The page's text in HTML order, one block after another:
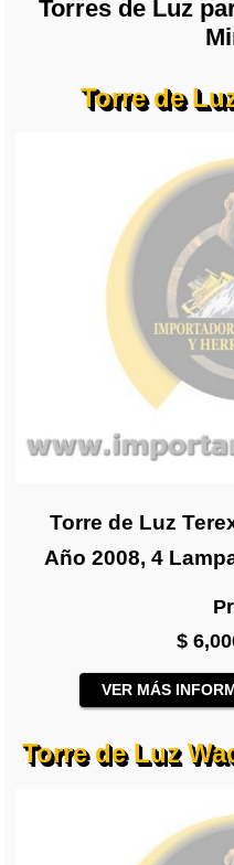
Torres de Luz
Torre de
Torre de Luz
Año 2008, 4
$
VER MÁS
Torre de Luz